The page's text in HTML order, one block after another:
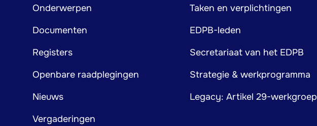
Footer
mainnavigation
Onderwerpen
Documenten
Registers
Openbare raadplegingen
Nieuws
Vergaderingen
Taken en verplichtingen
EDPB-leden
Secretariaat van het EDPB
Strategie & werkprogramma
Legacy: Artikel 29-werkgroep